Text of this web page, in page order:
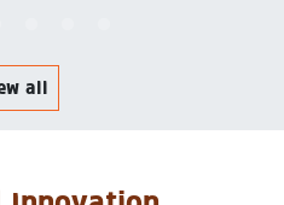
all